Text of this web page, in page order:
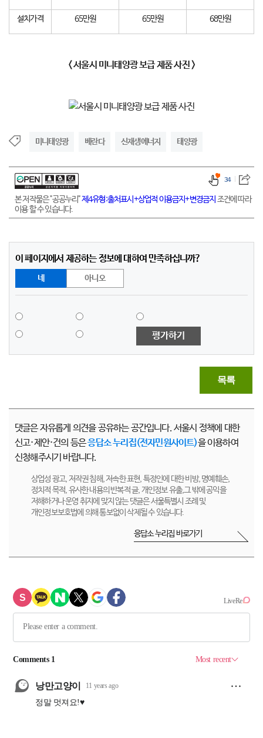
설치가격 65만원 65만원 68만원
< 서울시 미니태양광 보급 제품 사진 >
미니태양광 베란다 신재생에너지 태양광
본 저작물은 "공공누리"제4유형:출처표시+상업적 이용금지+변경금지 조건에 따라
이용 할 수 있습니다.
34
이 페이지에서 제공하는 정보에 대하여 만족하십니까?
네 아니오
평가하기
목록
댓글은 자유롭게 의견을 공유하는 공간입니다. 서울시 정책에 대한
신고·제안·건의 등은응답소 누리집(전자민원사이트)을 이용하여
신청해주시기 바랍니다.
상업성 광고, 저작권 침해, 저속한 표현, 특정인에 대한 비방, 명예훼손,
정치적 목적, 유사한 내용의 반복적 글, 개인정보 유출,그 밖에 공익을
저해하거나 운영 취지에 맞지 않는 댓글은 서울특별시 조례 및
개인정보보호법에 의해 통보없이 삭제될 수 있습니다.
응답소 누리집 바로가기